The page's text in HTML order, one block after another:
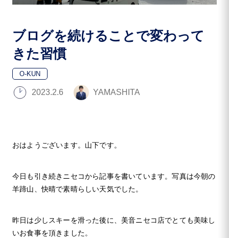
ブログを続けることで変わって
きた習慣
O-KUN
2023.2.6 YAMASHITA
おはようございます。山下です。
今日も引き続きニセコから記事を書いています。写真は今朝の
羊蹄山、快晴で素晴らしい天気でした。
昨日は少しスキーを滑った後に、美音ニセコ店でとても美味し
いお食事を頂きました。